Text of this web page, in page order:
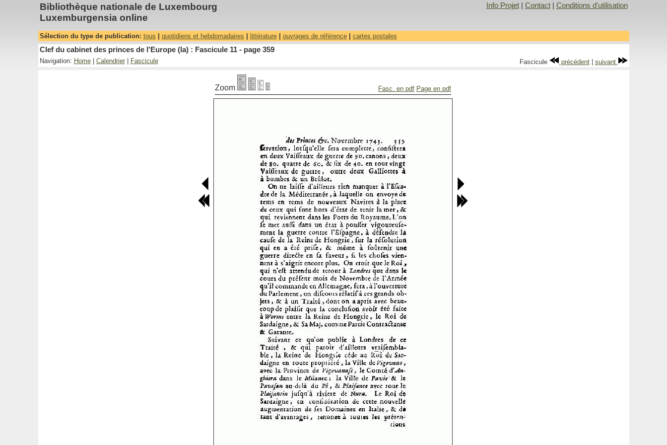
Bibliothèque nationale de Luxembourg
Luxemburgensia online
Info Projet| Contact| Conditions d'utilisation
Sélection du type de publication: tous quotidiens et hebdomadaires littérature| ouvrages de référence| cartes postales
Clef du cabinet des princes de l'Europe (la) : Fascicule 11 - page 359
Navigation: Home| Calendrier| Fascicule Fascicule précédent| suivant
Zoom Fasc. en pdf Page en pdf